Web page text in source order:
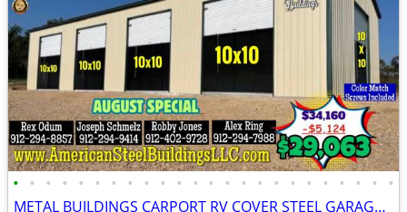
• • • • • • • • • • • • • • • • • • • • • • • •
METAL BUILDINGS CARPORT RV COVER STEEL GARAGE UTILITY SHED POLE BARN